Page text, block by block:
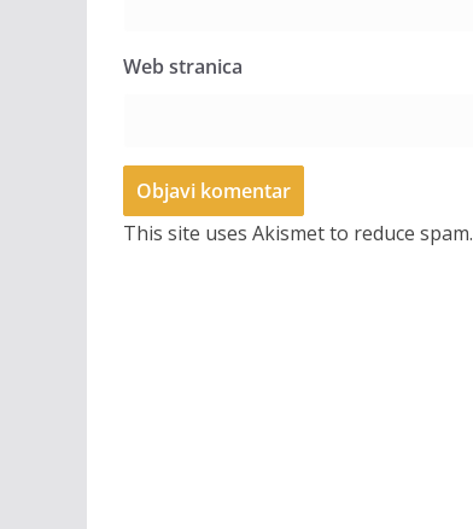
Web stranica
This site uses Akismet to reduce spam.